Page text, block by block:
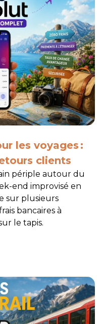
les voyages :
clients
périple autour du
end improvisé en
sur plusieurs
bancaires à
le tapis.